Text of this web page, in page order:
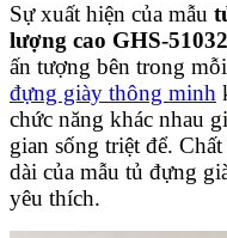
Sự xuất hiện của mẫu
lượng cao GHS-51032
ấn tượng bên trong
đựng giày thông minh
chức năng khác nhau
gian sống triệt để.
dài của mẫu tủ đựng
yêu thích.